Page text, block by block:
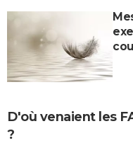
D'où venaient les
?